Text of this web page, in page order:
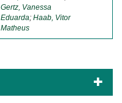
Gertz, Vanessa
Eduarda; Haab, Vitor
Matheus